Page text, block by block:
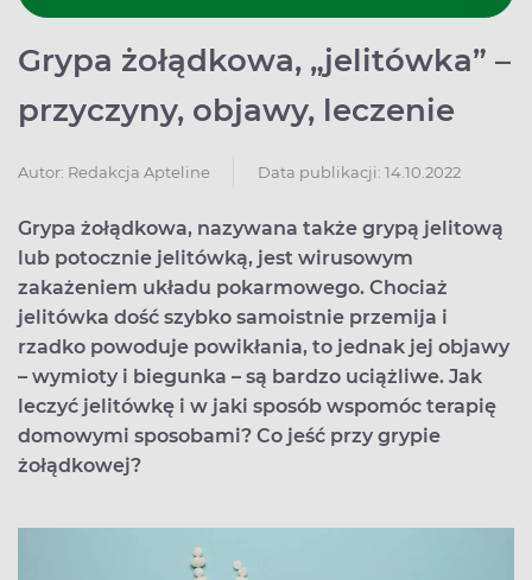
Grypa żołądkowa, „jelitówka” –
przyczyny, objawy, leczenie
Autor: Redakcja Apteline Data publikacji: 14.10.2022
Grypa żołądkowa, nazywana także grypą jelitową
lub potocznie jelitówką, jest wirusowym
zakażeniem układu pokarmowego. Chociaż
jelitówka dość szybko samoistnie przemija i
rzadko powoduje powikłania, to jednak jej objawy
– wymioty i biegunka – są bardzo uciążliwe. Jak
leczyć jelitówkę i w jaki sposób wspomóc terapię
domowymi sposobami? Co jeść przy grypie
żołądkowej?